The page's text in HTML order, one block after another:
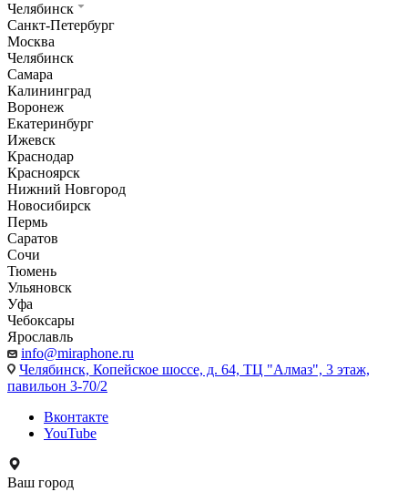
Челябинск
Санкт-Петербург
Москва
Челябинск
Самара
Калининград
Воронеж
Екатеринбург
Ижевск
Краснодар
Красноярск
Нижний Новгород
Новосибирск
Пермь
Саратов
Сочи
Тюмень
Ульяновск
Уфа
Чебоксары
Ярославль
info@miraphone.ru
Челябинск, Копейское шоссе, д. 64, ТЦ "Алмаз", 3 этаж,
павильон 3-70/2
Вконтакте
YouTube
Ваш город